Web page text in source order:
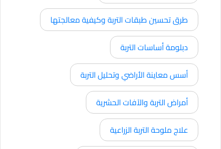
طرق تحسين طبقات التربة وكيفية معالجتها
دبلومة أساسات التربة
أسس معاينة الأراضي وتحليل التربة
أمراض التربة والآفات الحشرية
علاج ملوحة التربة الزراعية